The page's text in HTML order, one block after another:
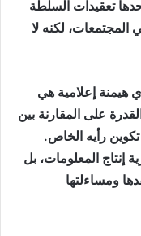
تعقيدات السلطة
المجتمعات، لكنه لا
هيمنة إعلامية هي
على المقارنة بين
رأيه الخاص.
إنتاج المعلومات، بل
ومساءلتها